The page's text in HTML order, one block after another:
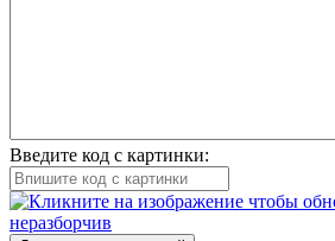
Введите код с картинки: